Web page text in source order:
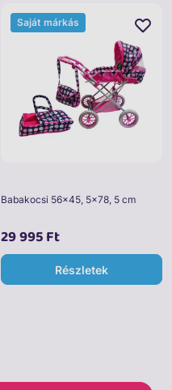
Babakocsi 56x45, 5x78, 5 cm
29 995 Ft
Saját márkás
Részletek